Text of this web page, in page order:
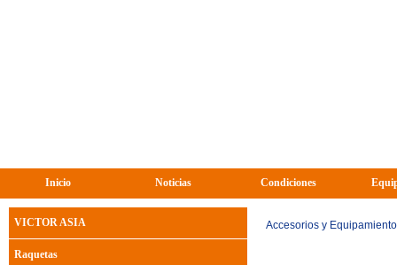
Inicio Noticias Condiciones
Accesorios y Equipamiento
VICTOR ASIA
Raquetas